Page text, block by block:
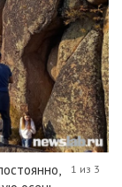
1 из 3